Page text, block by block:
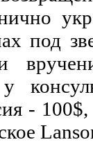
под
-